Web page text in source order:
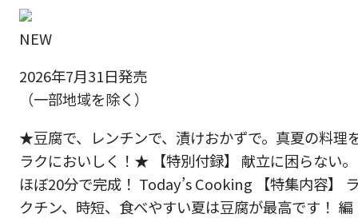
NEW
2026年7月31日発売
（一部地域を除く）
★豆腐で、レンチンで、漬けおかずで。真夏の料理
ラクにおいしく！★ 【特別付録】 献立に困らない。
ほぼ20分で完成！ Today’s Cooking 【特集内容】
クチン、時短、食べやすい夏は豆腐が最高です！ 編